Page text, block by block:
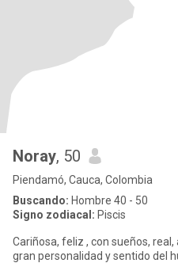
Noray, 50
Piendamó, Cauca, Colombia
Buscando: Hombre 40 - 50
Signo zodiacal: Piscis
Cariñosa, feliz , con sueños,
gran personalidad y sentido del